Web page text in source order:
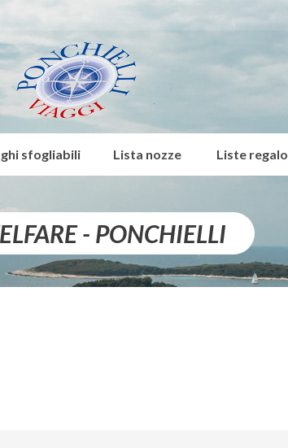
sfogliabili Lista nozze Liste regalo
- PONCHIELLI